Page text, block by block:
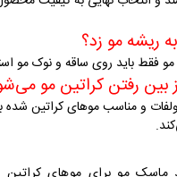
ریشه مو زد؟
فقط باید روی ساقه و نوک مو
بین رفتن کراتین مو
و مناسب موهای کراتین شده
.